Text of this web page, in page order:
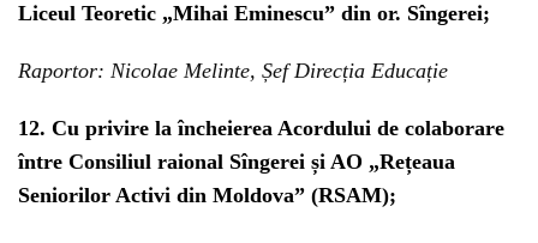
Liceul Teoretic „Mihai Eminescu” din or. Sîngerei;
Raportor: Nicolae Melinte, Șef Direcția Educație
12. Cu privire la încheierea Acordului de colaborare
între Consiliul raional Sîngerei și AO „Rețeaua
Seniorilor Activi din Moldova” (RSAM);